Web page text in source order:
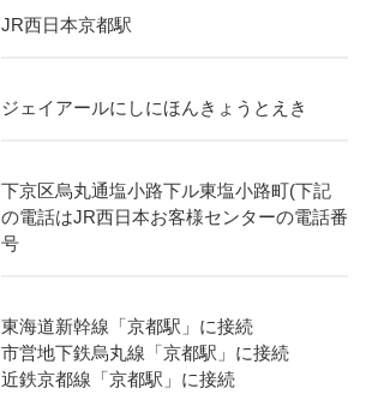
JR西日本京都駅
ジェイアールにしにほんきょうとえき
下京区烏丸通塩小路下ル東塩小路町(下記
の電話はJR西日本お客様センターの電話番
号
東海道新幹線「京都駅」に接続
市営地下鉄烏丸線「京都駅」に接続
近鉄京都線「京都駅」に接続